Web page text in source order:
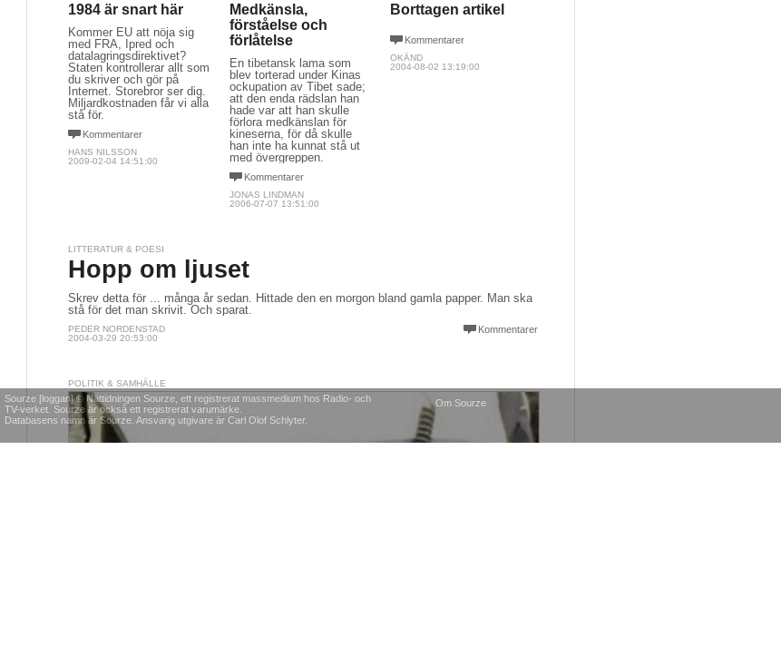
1984 är snart här
Kommer EU att nöja sig
med FRA, Ipred och
datalagringsdirektivet?
Staten kontrollerar allt som
du skriver och gör på
Internet. Storebror ser dig.
Miljardkostnaden får vi alla
stå för.
Kommentarer
HANS NILSSON
2009-02-04 14:51:00
Medkänsla,
förståelse och
förlåtelse
En tibetansk lama som
blev torterad under Kinas
ockupation av Tibet sade;
att den enda rädslan han
hade var att han skulle
förlora medkänslan för
kineserna, för då skulle
han inte ha kunnat stå ut
med övergreppen.
Kommentarer
JONAS LINDMAN
2006-07-07 13:51:00
Borttagen artikel
Kommentarer
OKÄND
2004-08-02 13:19:00
LITTERATUR & POESI
Hopp om ljuset
Skrev detta för ... många år sedan. Hittade den en morgon bland gamla papper. Man ska
stå för det man skrivit. Och sparat.
Kommentarer
PEDER NORDENSTAD
2004-03-29 20:53:00
POLITIK & SAMHÄLLE
Sourze [loggan] © Nättidningen Sourze, ett registrerat massmedium hos Radio- och
TV-verket. Sourze är också ett registrerat varumärke.
Databasens namn är Sourze. Ansvarig utgivare är Carl Olof Schlyter.
Om Sourze